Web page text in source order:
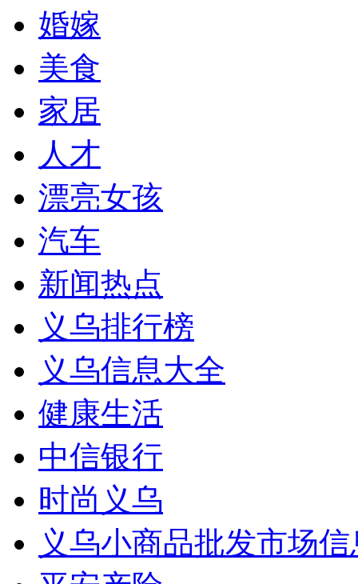
婚嫁
美食
家居
人才
漂亮女孩
汽车
新闻热点
义乌排行榜
义乌信息大全
健康生活
中信银行
时尚义乌
义乌小商品批发市场